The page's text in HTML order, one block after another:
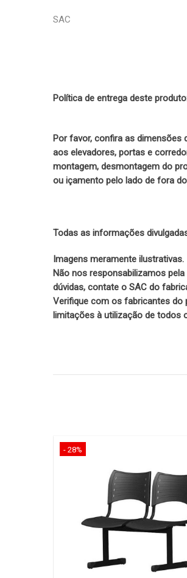
SAC (12)
Política de entrega deste
Por favor, confira as dimensões
aos elevadores, portas e
montagem, desmontagem do
ou içamento pelo lado de fora
Todas as informações
Imagens meramente ilustrativas.
Não nos responsabilizamos
dúvidas, contate o SAC do
Verifique com os fabricantes do
limitações à utilização de todos
- 28%